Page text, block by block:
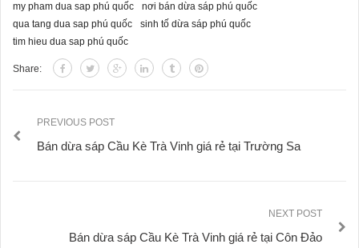
my pham dua sap phú quốc
nơi bán dừa sáp phú quốc
qua tang dua sap phú quốc
sinh tố dừa sáp phú quốc
tim hieu dua sap phú quốc
Share:
PREVIOUS POST
Bán dừa sáp Cầu Kè Trà Vinh giá rẻ tại Trường Sa
NEXT POST
Bán dừa sáp Cầu Kè Trà Vinh giá rẻ tại Côn Đảo